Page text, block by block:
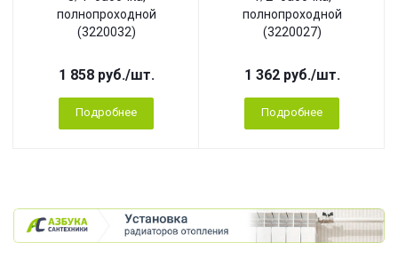
полнопроходной
(3220032)
1 858руб./шт.
Подробнее
полнопроходной
(3220027)
1 362руб./шт.
Подробнее